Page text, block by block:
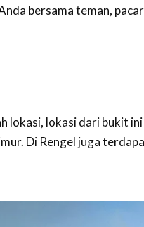
bersama teman,
lokasi, lokasi dari bukit
Di Rengel juga